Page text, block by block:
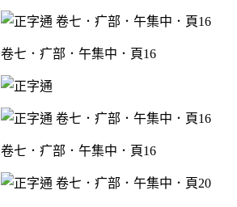
卷七．疒部．午集中．頁16
卷七．疒部．午集中．頁16